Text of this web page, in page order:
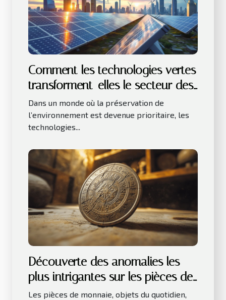
Comment les technologies vertes
transforment-elles le secteur des
affaires ?
Dans un monde où la préservation de
l’environnement est devenue prioritaire, les
technologies...
Découverte des anomalies les
plus intrigantes sur les pièces de
monnaie
Les pièces de monnaie, objets du quotidien,